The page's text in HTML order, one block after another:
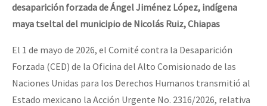
Niñxs
ETIQUETAS
MULTIMEDIA
Audio
Se o México sabe, que o mundo saiba! Nossas lutas pela
[25 abr – CDMX] Tokín por el CNI: 30 años de Resistencia y
desaparición forzada de Ángel Jiménez López, indígena
maya tseltal del municipio de Nicolás Ruiz, Chiapas
El 1 de mayo de 2026, el Comité contra la Desaparición
Forzada (CED) de la Oficina del Alto Comisionado de las
Naciones Unidas para los Derechos Humanos transmitió al
Estado mexicano la Acción Urgente No. 2316/2026, relativa